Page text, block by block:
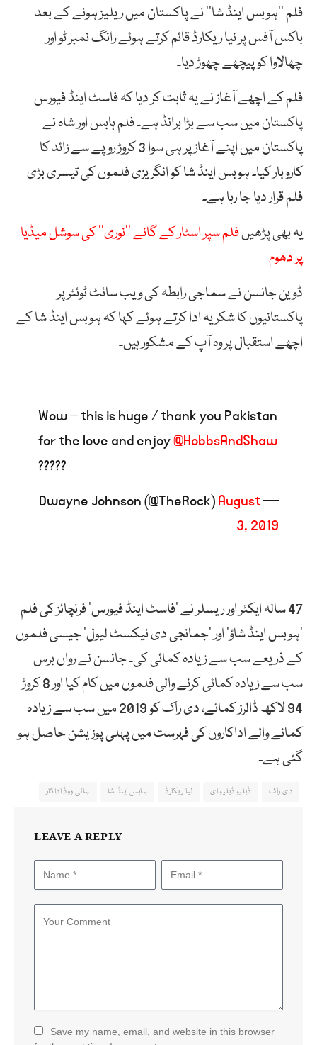
فلم ’’ہوبس اینڈ شا‘‘ نے پاکستان میں ریلیز ہونے کے بعد
باکس آفس پر نیا ریکارڈ قائم کرتے ہوئے رانگ نمبر ٹو اور
چھالاوا کو پیچھے چھوڑ دیا۔
فلم کے اچھے آغاز نے یہ ثابت کر دیا کہ فاسٹ اینڈ فیورس
پاکستان میں سب سے بڑا برانڈ ہے۔ فلم ہابس اور شاہ نے
پاکستان میں اپنے آغاز پر ہی سوا 3 کروڑ روپے سے زائد کا
کاروبار کیا۔ ہوبس اینڈ شا کو انگریزی فلموں کی تیسری بڑی
فلم قرار دیا جا رہا ہے۔
یہ بھی پڑھیںفلم سپر اسٹار کے گانے ’’نوری‘‘ کی سوشل میڈیا
پر دھوم
ڈوین جانسن نے سماجی رابطہ کی ویب سائٹ ٹوئٹر پر
پاکستانیوں کا شکریہ ادا کرتے ہوئے کہا کہ ہوبس اینڈ شا کے
اچھے استقبال پر وہ آپ کے مشکور ہیں۔
Wow – this is huge / thank you Pakistan
for the love and enjoy@HobbsAndShaw
?????
— Dwayne Johnson (@TheRock)
August
3, 2019
47 سالہ ایکٹر اور ریسلر نے ’فاسٹ اینڈ فیورس‘ فرنچائز کی فلم
’ہوبس اینڈ شاؤ‘ اور ’جمانجی دی نیکسٹ لیول‘ جیسی فلموں
کے ذریعے سب سے زیادہ کمائی کی۔ جانسن نے رواں برس
سب سے زیادہ کمائی کرنے والی فلموں میں کام کیا اور 8 کروڑ
94 لاکھ ڈالرز کمائے، دی راک کو 2019 میں سب سے زیادہ
کمانے والے اداکاروں کی فہرست میں پہلی پوزیشن حاصل ہو
گئی ہے۔
دی راک ڈبلیو ڈبلیو ای نیا ریکارڈ ہابس اینڈ شا ہالی ووڈ اداکار
LEAVE A REPLY
Save my name, email, and website in this browser